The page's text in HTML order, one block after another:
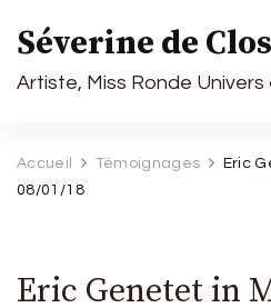
Séverine de
Artiste, Miss Ronde
Accueil Témoignages
Eric
08/01/18
Eric Genetet in